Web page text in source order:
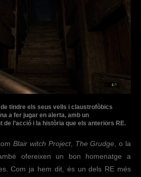
tindre els seus vells i claustrofòbics
a fer jugar en alerta, amb un
de l’acció i la història que els anteriors RE.
Blair witch Project, The Grudge, o la
ofereixen un bon homenatge a
Com ja hem dit, és un dels RE més